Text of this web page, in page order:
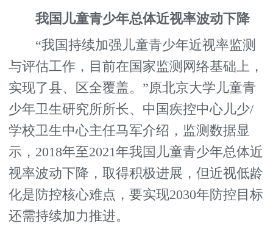
我国儿童青少年总体近视率波动下降
“我国持续加强儿童青少年近视率监测
与评估工作，目前在国家监测网络基础上，
实现了县、区全覆盖。”原北京大学儿童青
少年卫生研究所所长、中国疾控中心儿少/
学校卫生中心主任马军介绍，监测数据显
示，2018年至2021年我国儿童青少年总体近
视率波动下降，取得积极进展，但近视低龄
化是防控核心难点，要实现2030年防控目标
还需持续加力推进。